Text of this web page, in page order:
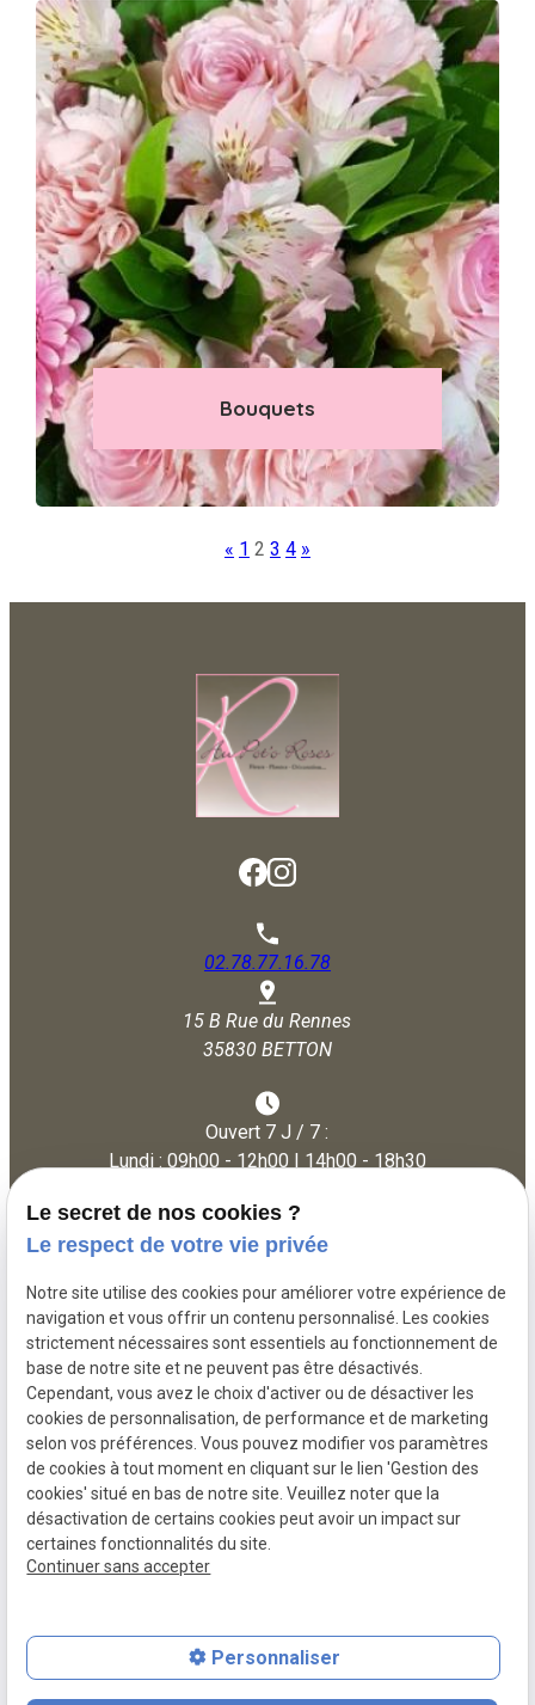
Bouquets
« 1 2 3 4 »
02.78.77.16.78
15 B Rue du Rennes
35830 BETTON
Ouvert 7 J / 7 :
Lundi : 09h00 - 12h00 | 14h00 - 18h30
Samedi : 09h30 - 12h30 | 14h30 - 19h00
Dimanche : 09h30 - 12h30
Mentions légales
Politique de
confidentialité
Gestion
des
cookies
Plan du site
Siret : 50340431100014
place contact_page phone
Le secret de nos cookies ?
Le respect de votre vie privée
Notre site utilise des cookies pour améliorer votre expérience de
navigation et vous offrir un contenu personnalisé. Les cookies
strictement nécessaires sont essentiels au fonctionnement de
base de notre site et ne peuvent pas être désactivés.
Cependant, vous avez le choix d'activer ou de désactiver les
cookies de personnalisation, de performance et de marketing
selon vos préférences. Vous pouvez modifier vos paramètres
de cookies à tout moment en cliquant sur le lien 'Gestion des
cookies' situé en bas de notre site. Veuillez noter que la
désactivation de certains cookies peut avoir un impact sur
certaines fonctionnalités du site.
Continuer sans accepter
Personnaliser